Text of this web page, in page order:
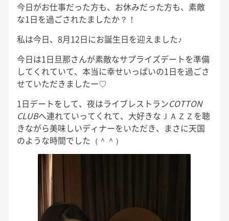
今日がお仕事だった方も、お休みだった方も、素敵
な1日を過ごされたましたか？！
私は今日、8月12日にお誕生日を迎えました♪
今日は1日旦那さんが素敵なサプライズデートを準備
してくれていて、本当に幸せいっぱいの1日を過ごさ
せていただきましたー♡
1日デートをして、夜はライブレストランCOTTON
CLUBへ連れていってくれて、大好きなＪＡＺＺを聴
きながら美味しいディナーをいただき、まさに天国
のような時間でした（＾＾）